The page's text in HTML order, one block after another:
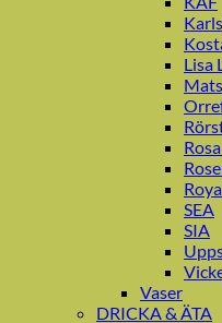
Lisa
SEA
SIA
Vaser
DRICKA & ÄTA